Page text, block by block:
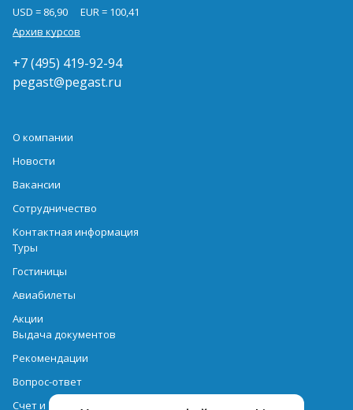
USD = 86,90
EUR = 100,41
Архив курсов
+7 (495) 419-92-94
pegast@pegast.ru
О компании
Новости
Вакансии
Сотрудничество
Контактная информация
Туры
Гостиницы
Авиабилеты
Акции
Выдача документов
Рекомендации
Вопрос-ответ
Счет и оплата